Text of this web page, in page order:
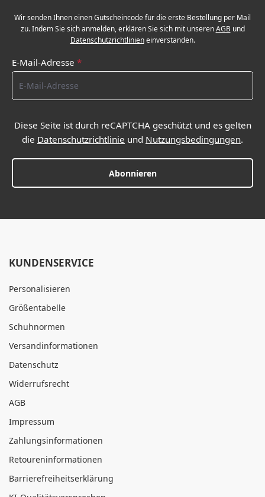
Wir senden Ihnen einen Gutscheincode für die erste Bestellung per Mail
zu. Indem Sie sich anmelden, erklären Sie sich mit unserenAGBund
Datenschutzrichtlinieneinverstanden.
E-Mail-Adresse *
Diese Seite ist durch reCAPTCHA geschützt und es gelten
die Datenschutzrichtlinie und Nutzungsbedingungen.
Abonnieren
KUNDENSERVICE
Personalisieren
Größentabelle
Schuhnormen
Versandinformationen
Datenschutz
Widerrufsrecht
AGB
Impressum
Zahlungsinformationen
Retoureninformationen
Barrierefreiheitserklärung